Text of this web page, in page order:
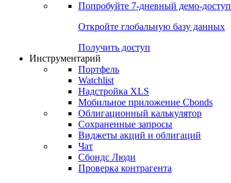
Попробуйте 7-дневный демо-доступ
Откройте глобальную базу данных
Получить доступ
Инструментарий
Портфель
Watchlist
Надстройка XLS
Мобильное приложение Cbonds
Облигационный калькулятор
Сохраненные запросы
Виджеты акций и облигаций
Чат
Сбондс Люди
Проверка контрагента